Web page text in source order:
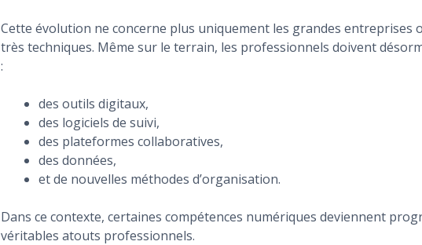
Cette évolution ne concerne plus uniquement les grandes entreprises
très techniques. Même sur le terrain, les professionnels doivent
:
des outils digitaux,
des logiciels de suivi,
des plateformes collaboratives,
des données,
et de nouvelles méthodes d’organisation.
Dans ce contexte, certaines compétences numériques deviennent
véritables atouts professionnels.